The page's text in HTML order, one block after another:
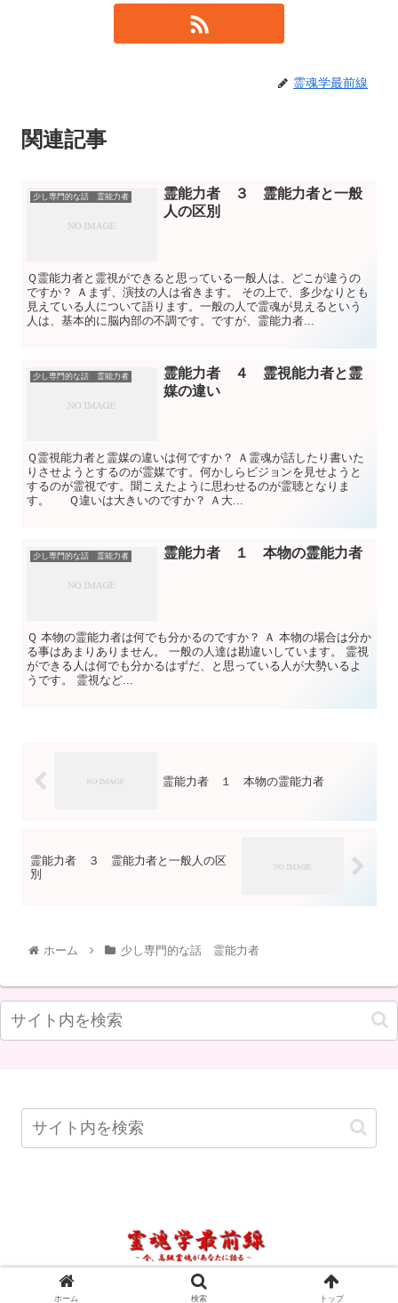
霊魂学最前線
関連記事
少し専門的な話 霊能力者
霊能力者 ３ 霊能力者と一般
人の区別
Ｑ霊能力者と霊視ができると思っている一般人は、どこが違うの
ですか？ Ａまず、演技の人は省きます。 その上で、多少なりとも
見えている人について語ります。一般の人で霊魂が見えるという
人は、基本的に脳内部の不調です。ですが、霊能力者...
少し専門的な話 霊能力者
霊能力者 ４ 霊視能力者と霊
媒の違い
Ｑ霊視能力者と霊媒の違いは何ですか？ Ａ霊魂が話したり書いた
りさせようとするのが霊媒です。何かしらビジョンを見せようと
するのが霊視です。聞こえたように思わせるのが霊聴となりま
す。 Ｑ違いは大きいのですか？ Ａ大...
少し専門的な話 霊能力者 霊能力者 １ 本物の霊能力者
Ｑ 本物の霊能力者は何でも分かるのですか？ Ａ 本物の場合は分か
る事はあまりありません。 一般の人達は勘違いしています。 霊視
ができる人は何でも分かるはずだ、と思っている人が大勢いるよ
うです。 霊視など...
霊能力者 １ 本物の霊能力者
霊能力者 ３ 霊能力者と一般人の区
別
ホーム 少し専門的な話 霊能力者
© 2021 霊魂学最前線.
ホーム 検索 トップ